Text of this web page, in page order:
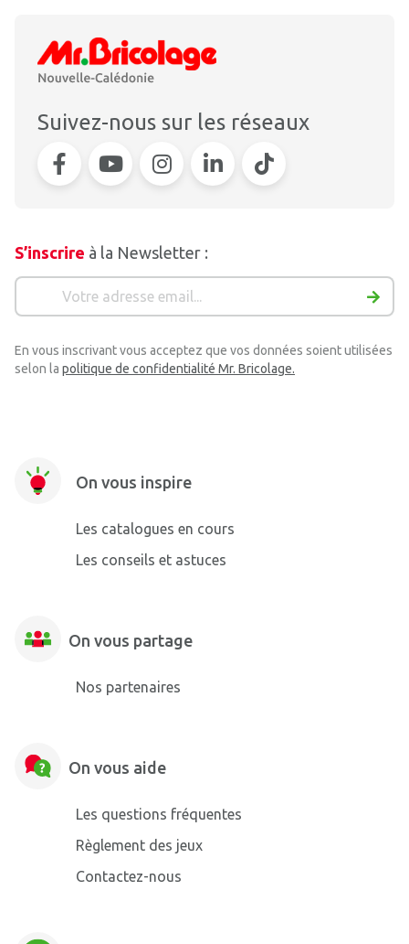
Suivez-nous sur les réseaux
S’inscrire à la Newsletter :
En vous inscrivant vous acceptez que vos données soient utilisées
selon la politique de confidentialité Mr. Bricolage.
On vous inspire
Les catalogues en cours
Les conseils et astuces
On vous partage
Nos partenaires
On vous aide
Les questions fréquentes
Règlement des jeux
Contactez-nous